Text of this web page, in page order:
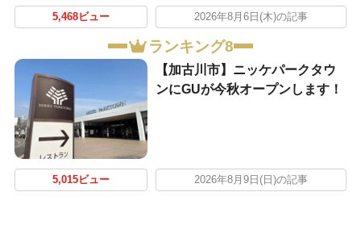
5,468ビュー 2026年8月6日(木)の記事
ランキング8
【加古川市】ニッケパークタウ
ンにGUが今秋オープンします！
5,015ビュー 2026年8月9日(日)の記事